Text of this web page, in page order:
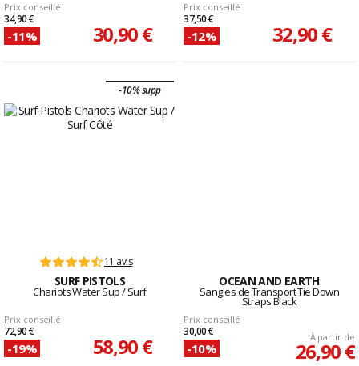
Prix conseillé
34,90 €
-11% 30,90 €
Prix conseillé
37,50 €
-12% 32,90 €
-10% supp
11 avis
SURF PISTOLS
Chariots Water Sup / Surf
Prix conseillé
72,90 €
-19% 58,90 €
OCEAN AND EARTH
Sangles de Transport Tie Down
Straps Black
Prix conseillé
30,00 €
-10%
À partir de
26,90 €